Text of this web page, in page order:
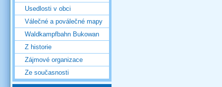
Usedlosti v obci
Válečné a poválečné mapy
Waldkampfbahn Bukowan
Z historie
Zájmové organizace
Ze současnosti